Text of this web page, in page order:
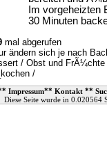
Im vorgeheizten
30 Minuten
mal abgerufen
ändern sich je nach
/ Obst und FrÃ¼chte
/
Impressum** Kontakt **
Diese Seite wurde in 0.020564